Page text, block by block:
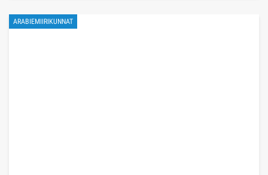
ARABIEMIIRIKUNNAT